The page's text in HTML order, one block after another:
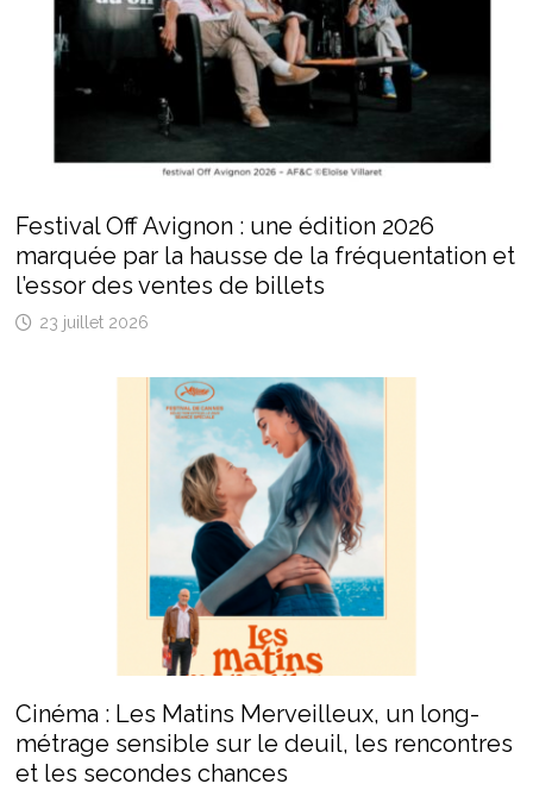
Festival Off Avignon : une édition 2026
marquée par la hausse de la fréquentation et
l’essor des ventes de billets
23 juillet 2026
Cinéma : Les Matins Merveilleux, un long-
métrage sensible sur le deuil, les rencontres
et les secondes chances